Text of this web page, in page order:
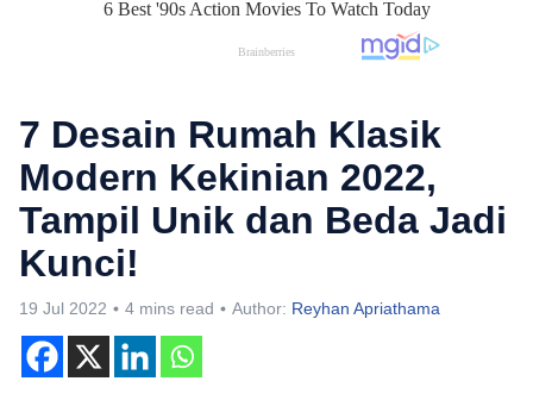
7 Desain Rumah Klasik
Modern Kekinian 2022,
Tampil Unik dan Beda Jadi
Kunci!
19 Jul 2022 4 mins read Author: Reyhan Apriathama